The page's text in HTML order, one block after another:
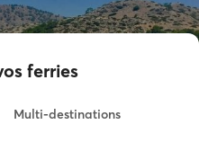
ferries
Multi-destinations